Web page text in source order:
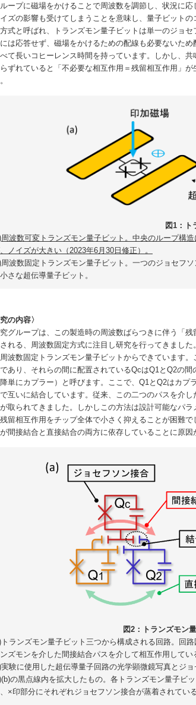
ープに磁場をかけることで周波数を調節し、状況に
ズの影響も受けてしまうことを意味し、量子ビット
式と呼ばれ、トランズモン量子ビットは単一のジョ
は応答せず、磁場をかけるための配線も必要ないた
て長いコヒーレンス時間を持っています。しかし、
ずれていると「不必要な相互作用＝残留相互作用」
図1：ト
周波数可変トランズモン量子ビット。中央のループ構
ノイズが大きい（2023年6月30日修正）。
周波数固定トランズモン量子ビット。一つのジョセフ
さな超伝導量子ビット。
究の内容〉
グループは、この製造時の周波数ばらつきに伴う「
れる、周波数固定方式に注目し研究を行ってきまし
波数固定トランズモン量子ビットからできています
あり、それらの間に配置されているQcはQ1とQ2の
降単にカプラー）と呼びます。ここで、Q1とQ2はカ
互いに結合しています。従来、この二つのパスを介
取られてきました。しかしこの方法は設計可能なパ
留相互作用をチップ全体で小さく抑えることが困難
間接結合と直接結合の両方に依存していることに原因
図2：トランズモン
トランズモン量子ビット三つから構成される回路。回
ズモンを介した間接結合パスを介して相互作用してい
実験に使用した超伝導量子回路の光学顕微鏡写真とジ
の黒点線内を拡大したもの。各トランズモン量子ビ
×印部分にそれぞれジョセフソン接合が蒸着されている